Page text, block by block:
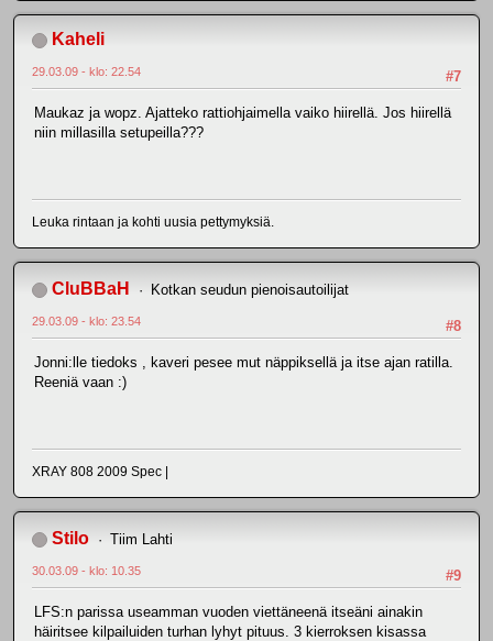
Kaheli
#7
29.03.09 - klo: 22.54
Maukaz ja wopz. Ajatteko rattiohjaimella vaiko hiirellä. Jos hiirellä
niin millasilla setupeilla???
Leuka rintaan ja kohti uusia pettymyksiä.
CluBBaH Kotkan seudun pienoisautoilijat
#8
29.03.09 - klo: 23.54
Jonni:lle tiedoks , kaveri pesee mut näppiksellä ja itse ajan ratilla.
Reeniä vaan :)
XRAY 808 2009 Spec |
Stilo Tiim Lahti
#9
30.03.09 - klo: 10.35
LFS:n parissa useamman vuoden viettäneenä itseäni ainakin
häiritsee kilpailuiden turhan lyhyt pituus. 3 kierroksen kisassa